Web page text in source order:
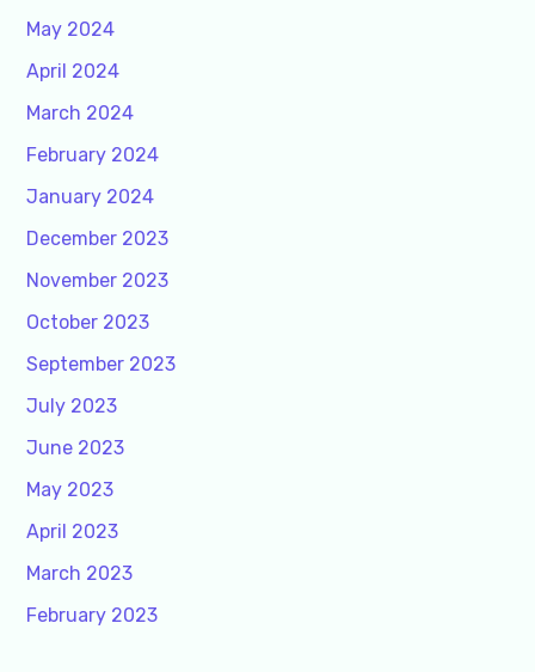
May 2024
April 2024
March 2024
February 2024
January 2024
December 2023
November 2023
October 2023
September 2023
July 2023
June 2023
May 2023
April 2023
March 2023
February 2023